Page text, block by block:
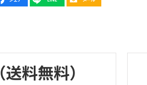
（送料無料）